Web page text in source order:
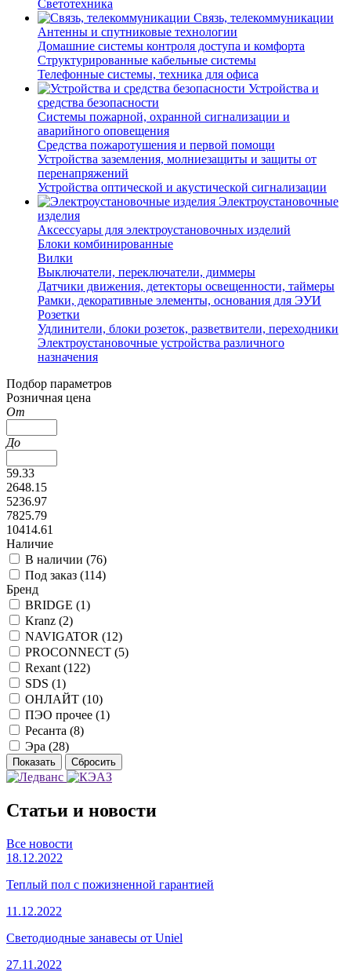
Светотехника
Связь, телекоммуникации
Антенны и спутниковые технологии
Домашние системы контроля доступа и комфорта
Структурированные кабельные системы
Телефонные системы, техника для офиса
Устройства и
средства безопасности
Системы пожарной, охранной сигнализации и
аварийного оповещения
Средства пожаротушения и первой помощи
Устройства заземления, молниезащиты и защиты от
перенапряжений
Устройства оптической и акустической сигнализации
Электроустановочные
изделия
Аксессуары для электроустановочных изделий
Блоки комбинированные
Вилки
Выключатели, переключатели, диммеры
Датчики движения, детекторы освещенности, таймеры
Рамки, декоративные элементы, основания для ЭУИ
Розетки
Удлинители, блоки розеток, разветвители, переходники
Электроустановочные устройства различного
назначения
Подбор параметров
Розничная цена
От
До
59.33
2648.15
5236.97
7825.79
10414.61
Наличие
В наличии (76)
Под заказ (114)
Бренд
BRIDGE (1)
Kranz (2)
NAVIGATOR (12)
PROCONNECT (5)
Rexant (122)
SDS (1)
ОНЛАЙТ (10)
ПЭО прочее (1)
Ресанта (8)
Эра (28)
Статьи и новости
Все новости
18.12.2022
Теплый пол с пожизненной гарантией
11.12.2022
Светодиодные занавесы от Uniel
27.11.2022